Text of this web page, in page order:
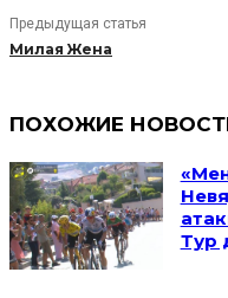
Предыдущая статья
Милая Жена
ПОХОЖИЕ
Тур